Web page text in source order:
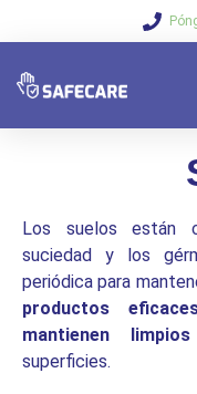
Los suelos están
suciedad y los
periódica para
productos
mantienen
superficies.